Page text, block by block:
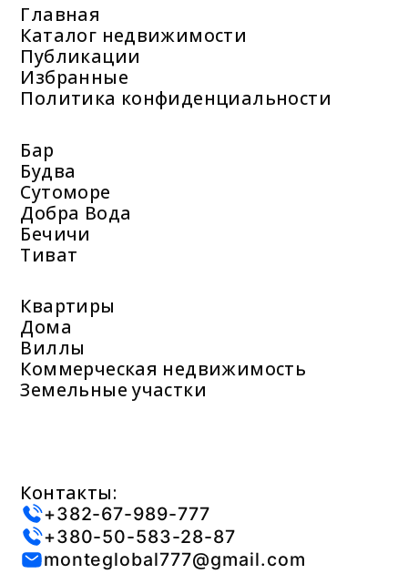
Главная
Каталог недвижимости
Публикации
Избранные
Политика конфиденциальности
Бар
Будва
Сутоморе
Добра Вода
Бечичи
Тиват
Квартиры
Дома
Виллы
Коммерческая недвижимость
Земельные участки
Контакты:
+382-67-989-777
+380-50-583-28-87
monteglobal777@gmail.com